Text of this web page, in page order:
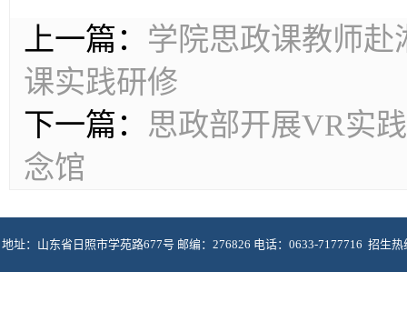
上一篇： 学院思政课教师
课实践研修
下一篇： 思政部开展VR实
念馆
地址：山东省日照市学苑路677号 邮编：276826 电话：0633-7177716 招生